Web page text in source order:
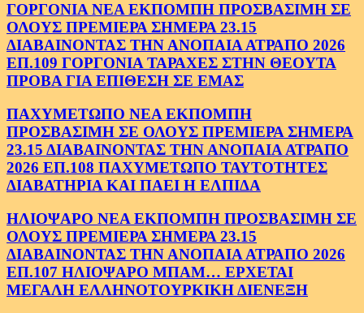
ΓΟΡΓΟΝΙΑ ΝΕΑ ΕΚΠΟΜΠΗ ΠΡΟΣΒΑΣΙΜΗ ΣΕ
ΟΛΟΥΣ ΠΡΕΜΙΕΡΑ ΣΗΜΕΡΑ 23.15
ΔΙΑΒΑΙΝΟΝΤΑΣ ΤΗΝ ΑΝΟΠΑΙΑ ΑΤΡΑΠΟ 2026
ΕΠ.109 ΓΟΡΓΟΝΙΑ ΤΑΡΑΧΕΣ ΣΤΗΝ ΘΕΟΥΤΑ
ΠΡΟΒΑ ΓΙΑ ΕΠΙΘΕΣΗ ΣΕ ΕΜΑΣ
ΠΑΧΥΜΕΤΩΠΟ ΝΕΑ ΕΚΠΟΜΠΗ
ΠΡΟΣΒΑΣΙΜΗ ΣΕ ΟΛΟΥΣ ΠΡΕΜΙΕΡΑ ΣΗΜΕΡΑ
23.15 ΔΙΑΒΑΙΝΟΝΤΑΣ ΤΗΝ ΑΝΟΠΑΙΑ ΑΤΡΑΠΟ
2026 ΕΠ.108 ΠΑΧΥΜΕΤΩΠΟ ΤΑΥΤΟΤΗΤΕΣ
ΔΙΑΒΑΤΗΡΙΑ ΚΑΙ ΠΑΕΙ Η ΕΛΠΙΔΑ
ΗΛΙΟΨΑΡΟ ΝΕΑ ΕΚΠΟΜΠΗ ΠΡΟΣΒΑΣΙΜΗ ΣΕ
ΟΛΟΥΣ ΠΡΕΜΙΕΡΑ ΣΗΜΕΡΑ 23.15
ΔΙΑΒΑΙΝΟΝΤΑΣ ΤΗΝ ΑΝΟΠΑΙΑ ΑΤΡΑΠΟ 2026
ΕΠ.107 ΗΛΙΟΨΑΡΟ ΜΠΑΜ… ΕΡΧΕΤΑΙ
ΜΕΓΑΛΗ ΕΛΛΗΝΟΤΟΥΡΚΙΚΗ ΔΙΕΝΕΞΗ